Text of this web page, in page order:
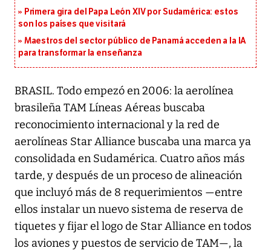
Primera gira del Papa León XIV por Sudamérica: estos
son los países que visitará
Maestros del sector público de Panamá acceden a la IA
para transformar la enseñanza
BRASIL. Todo empezó en 2006: la aerolínea
brasileña TAM Líneas Aéreas buscaba
reconocimiento internacional y la red de
aerolíneas Star Alliance buscaba una marca ya
consolidada en Sudamérica. Cuatro años más
tarde, y después de un proceso de alineación
que incluyó más de 8 requerimientos —entre
ellos instalar un nuevo sistema de reserva de
tiquetes y fijar el logo de Star Alliance en todos
los aviones y puestos de servicio de TAM—, la